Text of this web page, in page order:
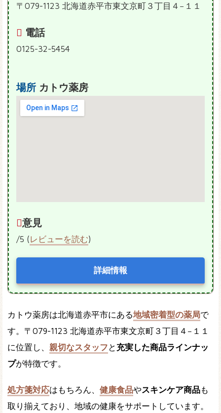
〒079-1123 北海道赤平市東文京町３丁目４−１１
電話
0125-32-5454
場所 カトウ薬房
意見
/5 (レビューを読む)
詳細情報
カトウ薬房は北海道赤平市にある地域密着型の薬局で
す。〒079-1123 北海道赤平市東文京町３丁目４−１１
に位置し、 親切なスタッフ と 充実した商品ラインナッ
プが特徴です。
処方箋対応はもちろん、 健康食品やスキンケア商品も
取り揃えており、地域の健康をサポートしています。